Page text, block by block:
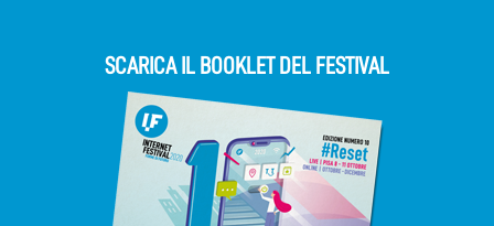
SCARICA IL BOOKLET DEL FESTIVAL